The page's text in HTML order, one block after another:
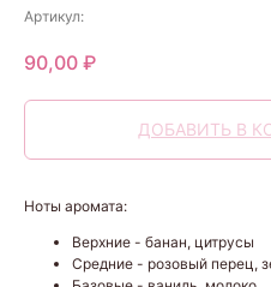
Артикул:
90,00 ₽
ДОБАВИТЬ В
Ноты аромата:
Верхние - банан, цитрусы
Средние - розовый перец,